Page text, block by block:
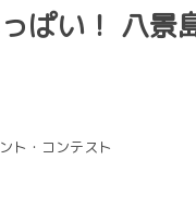
ぱい！ 八景
ト・コンテスト